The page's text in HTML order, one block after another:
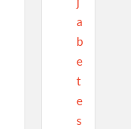
a
b
e
t
e
s